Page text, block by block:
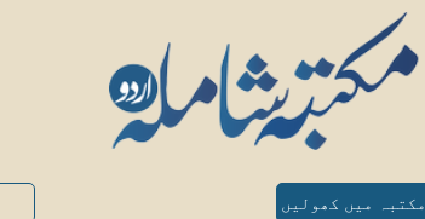
مکتبہ میں کھولیں